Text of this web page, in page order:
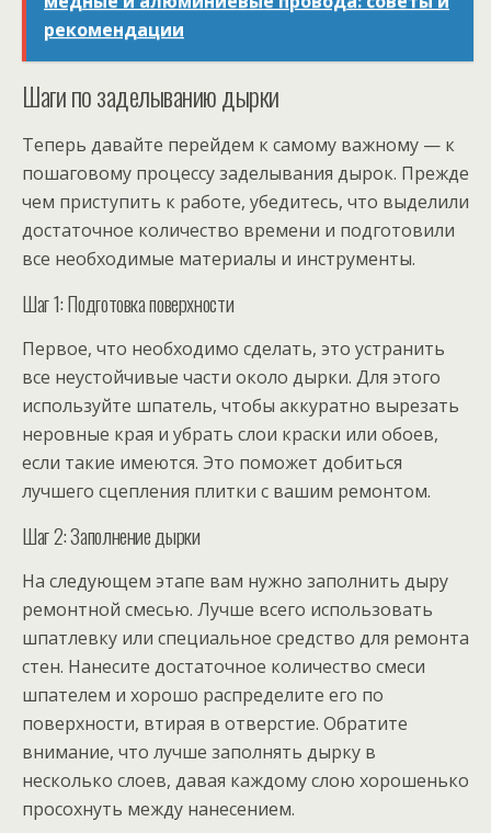
рекомендации
Шаги по заделыванию дырки
Теперь давайте перейдем к самому важному — к
пошаговому процессу заделывания дырок. Прежде
чем приступить к работе, убедитесь, что выделили
достаточное количество времени и подготовили
все необходимые материалы и инструменты.
Шаг 1: Подготовка поверхности
Первое, что необходимо сделать, это устранить
все неустойчивые части около дырки. Для этого
используйте шпатель, чтобы аккуратно вырезать
неровные края и убрать слои краски или обоев,
если такие имеются. Это поможет добиться
лучшего сцепления плитки с вашим ремонтом.
Шаг 2: Заполнение дырки
На следующем этапе вам нужно заполнить дыру
ремонтной смесью. Лучше всего использовать
шпатлевку или специальное средство для ремонта
стен. Нанесите достаточное количество смеси
шпателем и хорошо распределите его по
поверхности, втирая в отверстие. Обратите
внимание, что лучше заполнять дырку в
несколько слоев, давая каждому слою хорошенько
просохнуть между нанесением.